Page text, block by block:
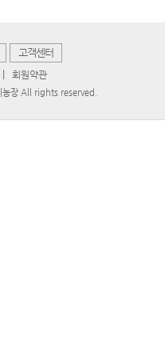
고객센터
회원약관
장 All rights reserved.